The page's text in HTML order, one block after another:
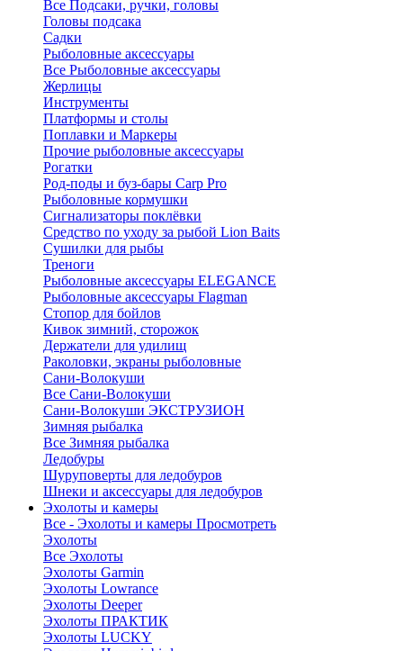
Все Подсаки, ручки, головы
Головы подсака
Садки
Рыболовные аксессуары
Все Рыболовные аксессуары
Жерлицы
Инструменты
Платформы и столы
Поплавки и Маркеры
Прочие рыболовные аксессуары
Рогатки
Род-поды и буз-бары Carp Pro
Рыболовные кормушки
Сигнализаторы поклёвки
Средство по уходу за рыбой Lion Baits
Сушилки для рыбы
Треноги
Рыболовные аксессуары ELEGANCE
Рыболовные аксессуары Flagman
Стопор для бойлов
Кивок зимний, сторожок
Держатели для удилищ
Раколовки, экраны рыболовные
Сани-Волокуши
Все Сани-Волокуши
Сани-Волокуши ЭКСТРУЗИОН
Зимняя рыбалка
Все Зимняя рыбалка
Ледобуры
Шуруповерты для ледобуров
Шнеки и аксессуары для ледобуров
Эхолоты и камеры
Все - Эхолоты и камеры Просмотреть
Эхолоты
Все Эхолоты
Эхолоты Garmin
Эхолоты Lowrance
Эхолоты Deeper
Эхолоты ПРАКТИК
Эхолоты LUCKY